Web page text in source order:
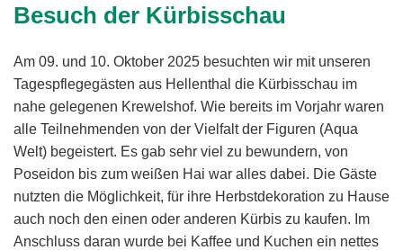
Besuch der Kürbisschau
Am 09. und 10. Oktober 2025 besuchten wir mit unseren
Tagespflegegästen aus Hellenthal die Kürbisschau im
nahe gelegenen Krewelshof. Wie bereits im Vorjahr waren
alle Teilnehmenden von der Vielfalt der Figuren (Aqua
Welt) begeistert. Es gab sehr viel zu bewundern, von
Poseidon bis zum weißen Hai war alles dabei. Die Gäste
nutzten die Möglichkeit, für ihre Herbstdekoration zu Hause
auch noch den einen oder anderen Kürbis zu kaufen. Im
Anschluss daran wurde bei Kaffee und Kuchen ein nettes